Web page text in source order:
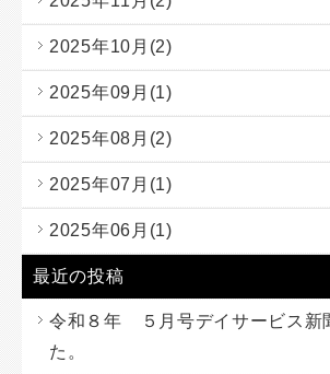
2025年10月(2)
2025年09月(1)
2025年08月(2)
2025年07月(1)
2025年06月(1)
最近の投稿
令和８年 ５月号デイサービス新
た。